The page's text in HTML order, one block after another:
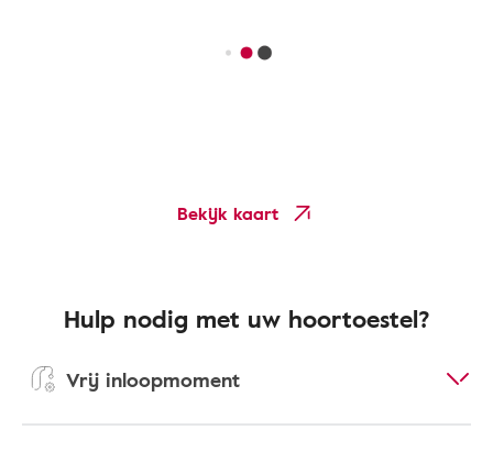
Bekijk kaart
Hulp nodig met uw hoortoestel?
Vrij inloopmoment